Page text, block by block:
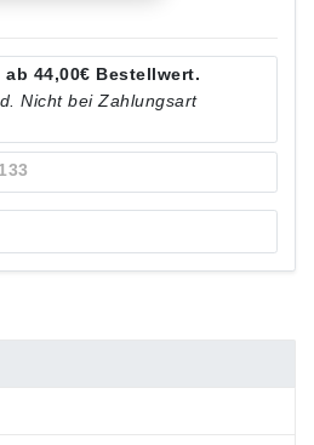
44,00€ Bestellwert.
Nicht bei Zahlungsart